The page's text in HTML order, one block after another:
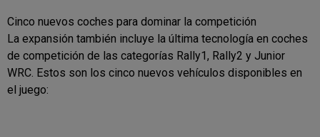
Cinco nuevos coches para dominar la competición
La expansión también incluye la última tecnología en coches
de competición de las categorías Rally1, Rally2 y Junior
WRC. Estos son los cinco nuevos vehículos disponibles en
el juego: